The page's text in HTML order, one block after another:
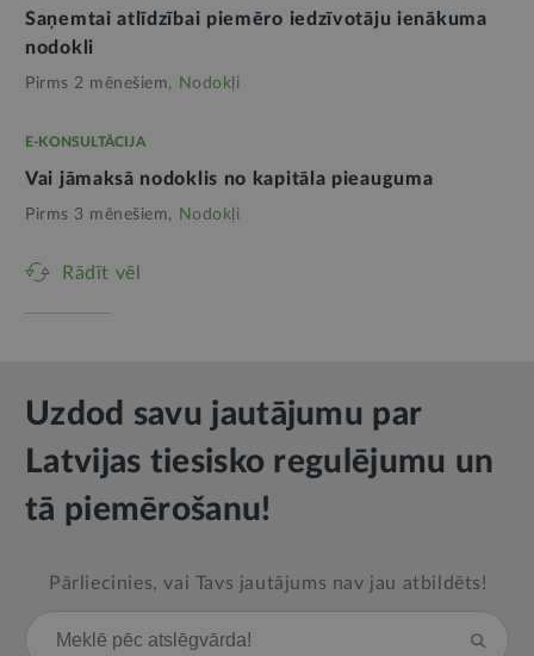
Saņemtai atlīdzībai piemēro iedzīvotāju ienākuma
nodokli
Pirms 2 mēnešiem, Nodokļi
E-KONSULTĀCIJA
Vai jāmaksā nodoklis no kapitāla pieauguma
Pirms 3 mēnešiem, Nodokļi
Rādīt vēl
Uzdod savu jautājumu par
Latvijas tiesisko regulējumu un
tā piemērošanu!
Pārliecinies, vai Tavs jautājums nav jau atbildēts!